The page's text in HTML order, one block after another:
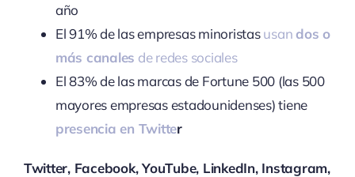
año
El 91% de las empresas minoristasusandos o
más canales de redes sociales
El 83% de las marcas de Fortune 500 (las 500
mayores empresas estadounidenses) tiene
presencia en Twitter
Twitter, Facebook, YouTube, LinkedIn, Instagram,